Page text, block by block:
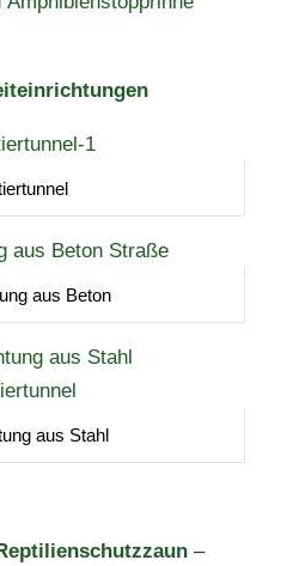
aus Beton
aus Stahl
–